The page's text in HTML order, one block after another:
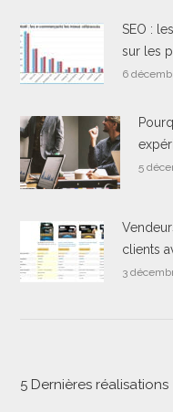
SEO :
sur les
6
5
clients
3
5 Dernières réalisations